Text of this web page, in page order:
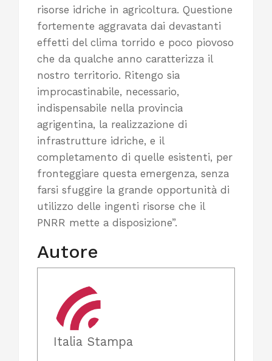
risorse idriche in agricoltura. Questione
fortemente aggravata dai devastanti
effetti del clima torrido e poco piovoso
che da qualche anno caratterizza il
nostro territorio. Ritengo sia
improcastinabile, necessario,
indispensabile nella provincia
agrigentina, la realizzazione di
infrastrutture idriche, e il
completamento di quelle esistenti, per
fronteggiare questa emergenza, senza
farsi sfuggire la grande opportunità di
utilizzo delle ingenti risorse che il
PNRR mette a disposizione”.
Autore
Italia Stampa